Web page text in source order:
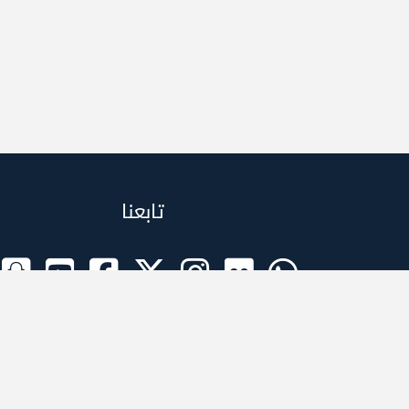
تابعنا